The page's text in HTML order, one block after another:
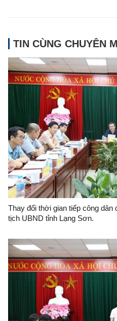
TIN CÙNG CHUYÊN
Thay đổi thời gian tiếp công dân
tịch UBND tỉnh Lạng Sơn.